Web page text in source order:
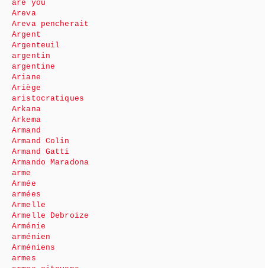
are you
Areva
Areva pencherait
Argent
Argenteuil
argentin
argentine
Ariane
Ariège
aristocratiques
Arkana
Arkema
Armand
Armand Colin
Armand Gatti
Armando Maradona
arme
Armée
armées
Armelle
Armelle Debroize
Arménie
arménien
Arméniens
armes